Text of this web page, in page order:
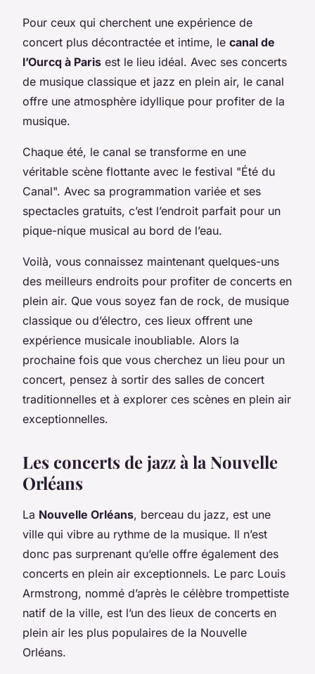
Pour ceux qui cherchent une expérience de
concert plus décontractée et intime, le canal de
l’Ourcq à Paris est le lieu idéal. Avec ses concerts
de musique classique et jazz en plein air, le canal
offre une atmosphère idyllique pour profiter de la
musique.
Chaque été, le canal se transforme en une
véritable scène flottante avec le festival "Été du
Canal". Avec sa programmation variée et ses
spectacles gratuits, c’est l’endroit parfait pour un
pique-nique musical au bord de l’eau.
Voilà, vous connaissez maintenant quelques-uns
des meilleurs endroits pour profiter de concerts en
plein air. Que vous soyez fan de rock, de musique
classique ou d’électro, ces lieux offrent une
expérience musicale inoubliable. Alors la
prochaine fois que vous cherchez un lieu pour un
concert, pensez à sortir des salles de concert
traditionnelles et à explorer ces scènes en plein air
exceptionnelles.
Les concerts de jazz à la Nouvelle
Orléans
La Nouvelle Orléans, berceau du jazz, est une
ville qui vibre au rythme de la musique. Il n’est
donc pas surprenant qu’elle offre également des
concerts en plein air exceptionnels. Le parc Louis
Armstrong, nommé d’après le célèbre trompettiste
natif de la ville, est l’un des lieux de concerts en
plein air les plus populaires de la Nouvelle
Orléans.